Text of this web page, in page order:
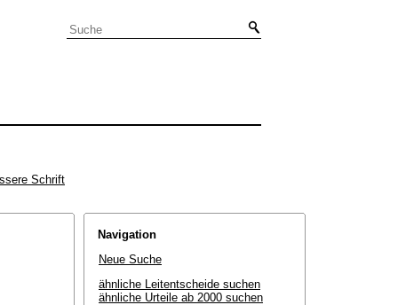
Schrift
Navigation
Neue Suche
ähnliche Leitentscheide suchen
ähnliche Urteile ab 2000 suchen